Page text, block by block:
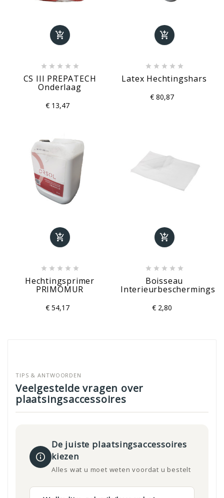

    
CS III PREPATECH
Onderlaag
€ 13,47

    
Latex Hechtingshars
€ 80,87

    
Hechtingsprimer
PRIMOMUR
€ 54,17

    
Boisseau
€ 2,80
TIPS & ANTWOORDEN
Veelgestelde vragen over
plaatsingsaccessoires
De juiste plaatsingsaccessoires
kiezen
Alles wat u moet weten voordat u bestelt